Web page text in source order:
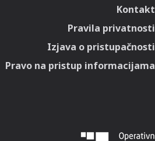
Kontakt
Pravila privatnosti
Izjava o pristupačnosti
Pravo na pristup informacijama